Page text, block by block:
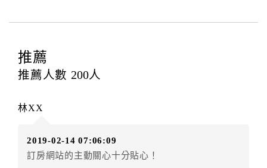
四、訂單異動
提出申辦不得異動訂單。
每筆訂單異動限定 乙
辦理取消退款。
房者應補足差額。（限原訂飯店）
房者不得要求退其差額。（限原訂飯店）
推薦
推薦人數 200人
林XX
2019-02-14 07:06:09
訂房網站的主動關心十分貼心！